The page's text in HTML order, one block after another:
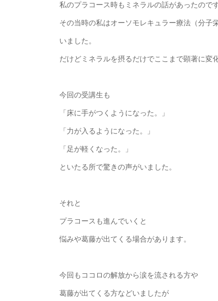
私のプラコース時もミネラルの話があったので
その当時の私はオーソモレキュラー療法（分子
いました。
だけどミネラルを摂るだけでここまで顕著に変
今回の受講生も
「床に手がつくようになった。」
「力が入るようになった。」
「足が軽くなった。」
といたる所で驚きの声がいました。
それと
プラコースも進んでいくと
悩みや葛藤が出てくる場合があります。
今回もココロの解放から涙を流される方や
葛藤が出てくる方などいましたが